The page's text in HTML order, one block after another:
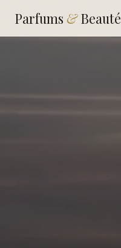
Parfums &Beauté